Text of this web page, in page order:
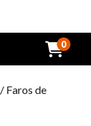
0
/ Faros de